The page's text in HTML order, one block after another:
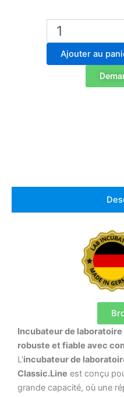
quantité
Incubateur
Ajouter au
Incubateur de
robuste et fiable avec
L’incubateur de
Classic.Line est conçu
grande capacité, où une